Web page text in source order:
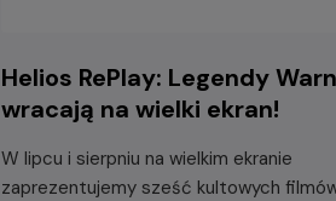
Helios RePlay: Legendy
wracają na wielki ekran!
W lipcu i sierpniu na wielkim ekranie
zaprezentujemy sześć kultowych